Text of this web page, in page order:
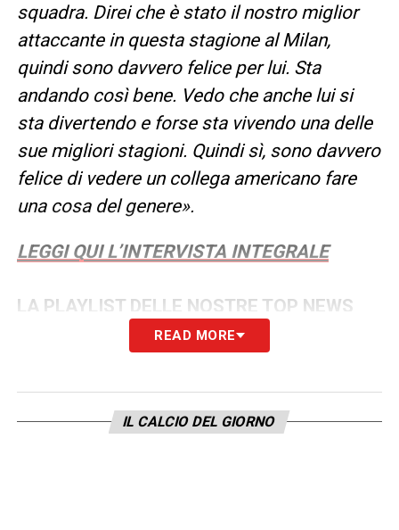
squadra. Direi che è stato il nostro miglior
attaccante in questa stagione al Milan,
quindi sono davvero felice per lui. Sta
andando così bene. Vedo che anche lui si
sta divertendo e forse sta vivendo una delle
sue migliori stagioni. Quindi sì, sono davvero
felice di vedere un collega americano fare
una cosa del genere».
LEGGI QUI L’INTERVISTA INTEGRALE
LA PLAYLIST DELLE NOSTRE TOP NEWS
READ MORE
IL CALCIO DEL GIORNO